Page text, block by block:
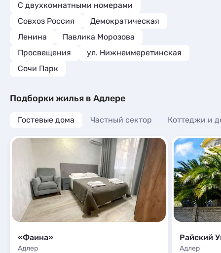
С двухкомнатными номерами
Совхоз Россия
Демократическая
Ленина
Павлика Морозова
Просвещения
ул. Нижнеимеретинская
Сочи Парк
Подборки жилья в Адлере
Гостевые дома Частный сектор Коттеджи и
«Фаина»
Адлер
Райский
Адлер